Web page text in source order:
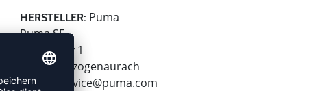
HERSTELLER: Puma
Puma SE
Puma Way 1
91074 Herzogenaurach
E-Mail:
service@puma.com